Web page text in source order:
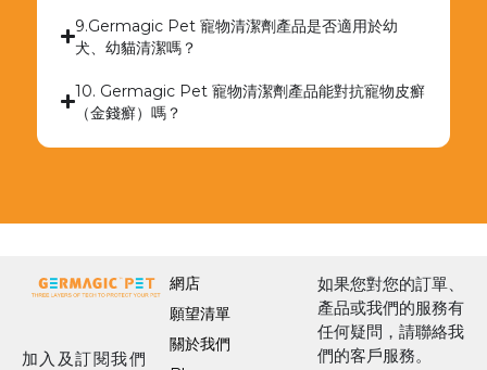
9.Germagic Pet 寵物清潔劑產品是否適用於幼
犬、幼貓清潔嗎？
10. Germagic Pet 寵物清潔劑產品能對抗寵物皮癬
（金錢癬）嗎？
加入及訂閱我們
網店
願望清單
關於我們
如果您對您的訂單、
產品或我們的服務有
任何疑問，請聯絡我
們的客戶服務。